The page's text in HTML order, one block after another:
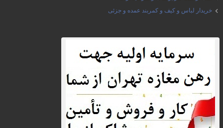
خریدار لباس و کیف و کمربند عمده و جزئی